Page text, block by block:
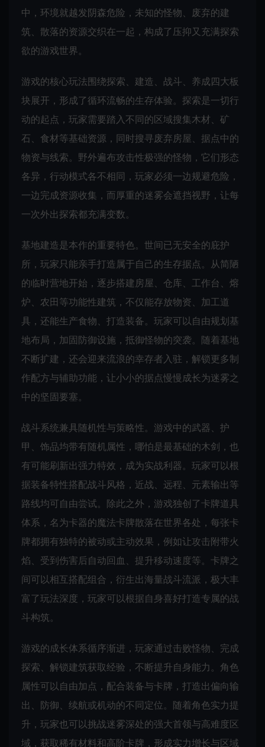
中，环境就越发阴森危险，未知的怪物、废弃的建
筑、散落的资源交织在一起，构成了压抑又充满探索
欲的游戏世界。
游戏的核心玩法围绕探索、建造、战斗、养成四大板
块展开，形成了循环流畅的生存体验。探索是一切行
动的起点，玩家需要踏入不同的区域搜集木材、矿
石、食材等基础资源，同时搜寻废弃房屋、据点中的
物资与线索。野外遍布攻击性极强的怪物，它们形态
各异，行动模式各不相同，玩家必须一边规避危险，
一边完成资源收集，而厚重的迷雾会遮挡视野，让每
一次外出探索都充满变数。
基地建造是本作的重要特色。世间已无安全的庇护
所，玩家只能亲手打造属于自己的生存据点。从简陋
的临时营地开始，逐步搭建房屋、仓库、工作台、熔
炉、农田等功能性建筑，不仅能存放物资、加工道
具，还能生产食物、打造装备。玩家可以自由规划基
地布局，加固防御设施，抵御怪物的突袭。随着基地
不断扩建，还会迎来流浪的幸存者入驻，解锁更多制
作配方与辅助功能，让小小的据点慢慢成长为迷雾之
中的坚固要塞。
战斗系统兼具随机性与策略性。游戏中的武器、护
甲、饰品均带有随机属性，哪怕是最基础的木剑，也
有可能刷新出强力特效，成为实战利器。玩家可以根
据装备特性搭配战斗风格，近战、远程、元素输出等
路线均可自由尝试。除此之外，游戏独创了卡牌道具
体系，名为卡器的魔法卡牌散落在世界各处，每张卡
牌都拥有独特的被动或主动效果，例如让攻击附带火
焰、受到伤害后自动回血、提升移动速度等。卡牌之
间可以相互搭配组合，衍生出海量战斗流派，极大丰
富了玩法深度，玩家可以根据自身喜好打造专属的战
斗构筑。
游戏的成长体系循序渐进，玩家通过击败怪物、完成
探索、解锁建筑获取经验，不断提升自身能力。角色
属性可以自由加点，配合装备与卡牌，打造出偏向输
出、防御、续航或机动的不同定位。随着角色实力提
升，玩家也可以挑战迷雾深处的强大首领与高难度区
域，获取稀有材料和高阶卡牌，形成实力增长与区域